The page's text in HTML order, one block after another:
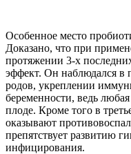
Особенное место
Доказано, что при
протяжении 3-х
эффект. Он наблюдался в
родов, укреплении
беременности, ведь
плоде. Кроме того в
оказывают
препятствует развитию
инфицирования.